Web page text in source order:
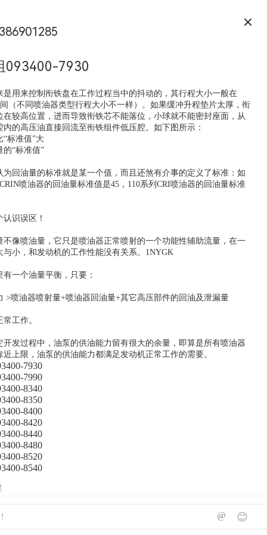
093400-7930
是用来控制衔铁盘在工作过程当中的抖动的，其行程大小一般在
（不同喷油器类型行程大小不一样）。如果缓冲升程垫片太厚，衔
在较高位置，进而导致衔铁芯不能落位，小球就不能密封座面，从
内的高压油直接回流至衔铁组件低压腔。如下图所示：
“标准值”大
的“标准值”
为回油量的标准就是某一个值，而且还煞有介事的定义了标准：如
喷油器的回油量标准值是45，110系列CRI喷油器的回油量标准
识误区！
不像喷油量，它只是喷油器正常喷射的一个功能性辅助流量，在一
与小，和发动机的工作性能没有关系。1NYGK
一个油量平衡，只要：
>喷油器喷射量+喷油器回油量+其它高压部件的回油及泄漏量
工作。
开发过程中，油泵的供油能力留有很大的余量，即算是所有喷油器
近上限，油泵的供油能力都满足发动机正常工作的需要。
7930
7990
8340
8350
8400
8420
8440
8480
8520
8540
@ 😊